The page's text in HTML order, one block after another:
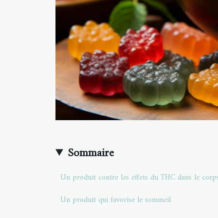
Sommaire
Un produit contre les effets du THC dans le
Un produit qui favorise le sommeil